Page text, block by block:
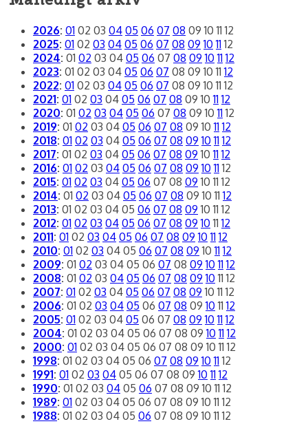
2026: 01 02 03 04 05 06 07 08 09 10 11 12
2025: 01 02 03 04 05 06 07 08 09 10 11 12
2024: 01 02 03 04 05 06 07 08 09 10 11 12
2023: 01 02 03 04 05 06 07 08 09 10 11 12
2022: 01 02 03 04 05 06 07 08 09 10 11 12
2021: 01 02 03 04 05 06 07 08 09 10 11 12
2020: 01 02 03 04 05 06 07 08 09 10 11 12
2019: 01 02 03 04 05 06 07 08 09 10 11 12
2018: 01 02 03 04 05 06 07 08 09 10 11 12
2017: 01 02 03 04 05 06 07 08 09 10 11 12
2016: 01 02 03 04 05 06 07 08 09 10 11 12
2015: 01 02 03 04 05 06 07 08 09 10 11 12
2014: 01 02 03 04 05 06 07 08 09 10 11 12
2013: 01 02 03 04 05 06 07 08 09 10 11 12
2012: 01 02 03 04 05 06 07 08 09 10 11 12
2011: 01 02 03 04 05 06 07 08 09 10 11 12
2010: 01 02 03 04 05 06 07 08 09 10 11 12
2009: 01 02 03 04 05 06 07 08 09 10 11 12
2008: 01 02 03 04 05 06 07 08 09 10 11 12
2007: 01 02 03 04 05 06 07 08 09 10 11 12
2006: 01 02 03 04 05 06 07 08 09 10 11 12
2005: 01 02 03 04 05 06 07 08 09 10 11 12
2004: 01 02 03 04 05 06 07 08 09 10 11 12
2000: 01 02 03 04 05 06 07 08 09 10 11 12
1998: 01 02 03 04 05 06 07 08 09 10 11 12
1991: 01 02 03 04 05 06 07 08 09 10 11 12
1990: 01 02 03 04 05 06 07 08 09 10 11 12
1989: 01 02 03 04 05 06 07 08 09 10 11 12
1988: 01 02 03 04 05 06 07 08 09 10 11 12